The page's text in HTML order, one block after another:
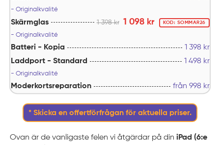
- Originalkvalité
Skärmglas 1 398 kr 1 098 kr KOD: SOMMAR26
- Originalkvalité
Batteri - Kopia 1 398 kr
Laddport - Standard
1 498 kr
- Originalkvalité
Moderkortsreparation från 998 kr
* Skicka en offertförfrågan för aktuella priser.
Ovan är de vanligaste felen vi åtgärdar på din iPad (6:e